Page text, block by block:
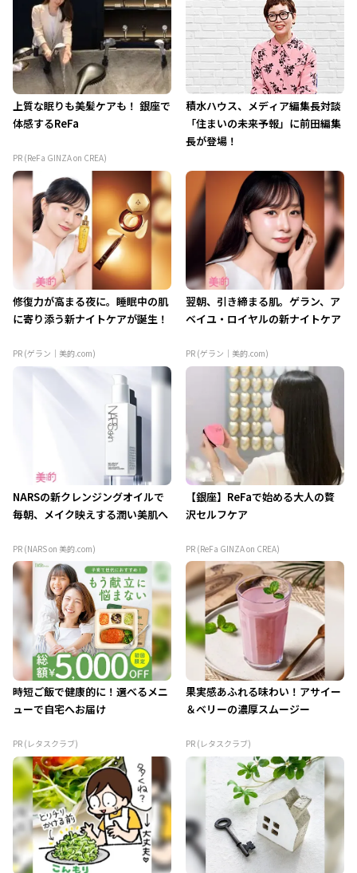
上質な眠りも美髪ケアも！ 銀座で
体感するReFa
PR (ReFa GINZA on CREA)
積水ハウス、メディア編集長対談
「住まいの未来予報」に前田編集
長が登場！
修復力が高まる夜に。睡眠中の肌
に寄り添う新ナイトケアが誕生！
PR (ゲラン｜美的.com)
翌朝、引き締まる肌。ゲラン、ア
ベイユ・ロイヤルの新ナイトケア
PR (ゲラン｜美的.com)
NARSの新クレンジングオイルで
毎朝、メイク映えする潤い美肌へ
PR (NARS on 美的.com)
【銀座】ReFaで始める大人の贅
沢セルフケア
PR (ReFa GINZA on CREA)
時短ご飯で健康的に！選べるメニ
ューで自宅へお届け
PR (レタスクラブ)
果実感あふれる味わい！アサイー
＆ベリーの濃厚スムージー
PR (レタスクラブ)